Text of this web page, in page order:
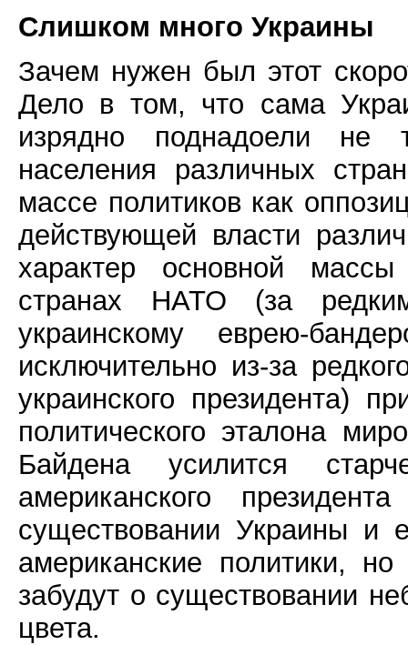
Слишком много Украины
Зачем нужен был этот
Дело в том, что сама
изрядно поднадоели не
населения различных
массе политиков как
действующей власти
характер основной
странах НАТО (за
украинскому еврею-
исключительно из-за
украинского президента)
политического эталона
Байдена усилится
американского
существовании Украины и
американские политики,
забудут о существовании
цвета.